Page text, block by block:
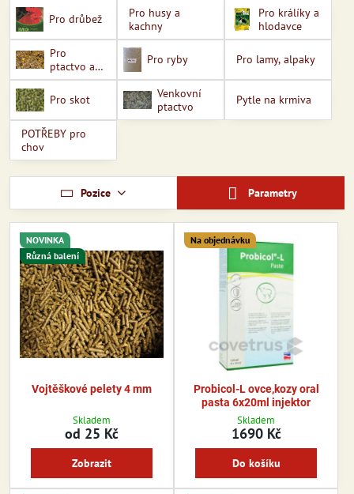
Pro drůbež
Pro husy a
kachny
Pro králíky a
hlodavce
Pro
ptactvo a
holuby
Pro ryby Pro lamy, alpaky
Pro skot
Venkovní
ptactvo
Pytle na krmiva
POTŘEBY pro
chov
Pozice Parametry
NOVINKA
Různá balení
Vojtěškové pelety 4 mm
Skladem
od 25 Kč
Zobrazit
Na objednávku
Probicol-L ovce,kozy oral
pasta 6x20ml injektor
Skladem
1690 Kč
Do košíku